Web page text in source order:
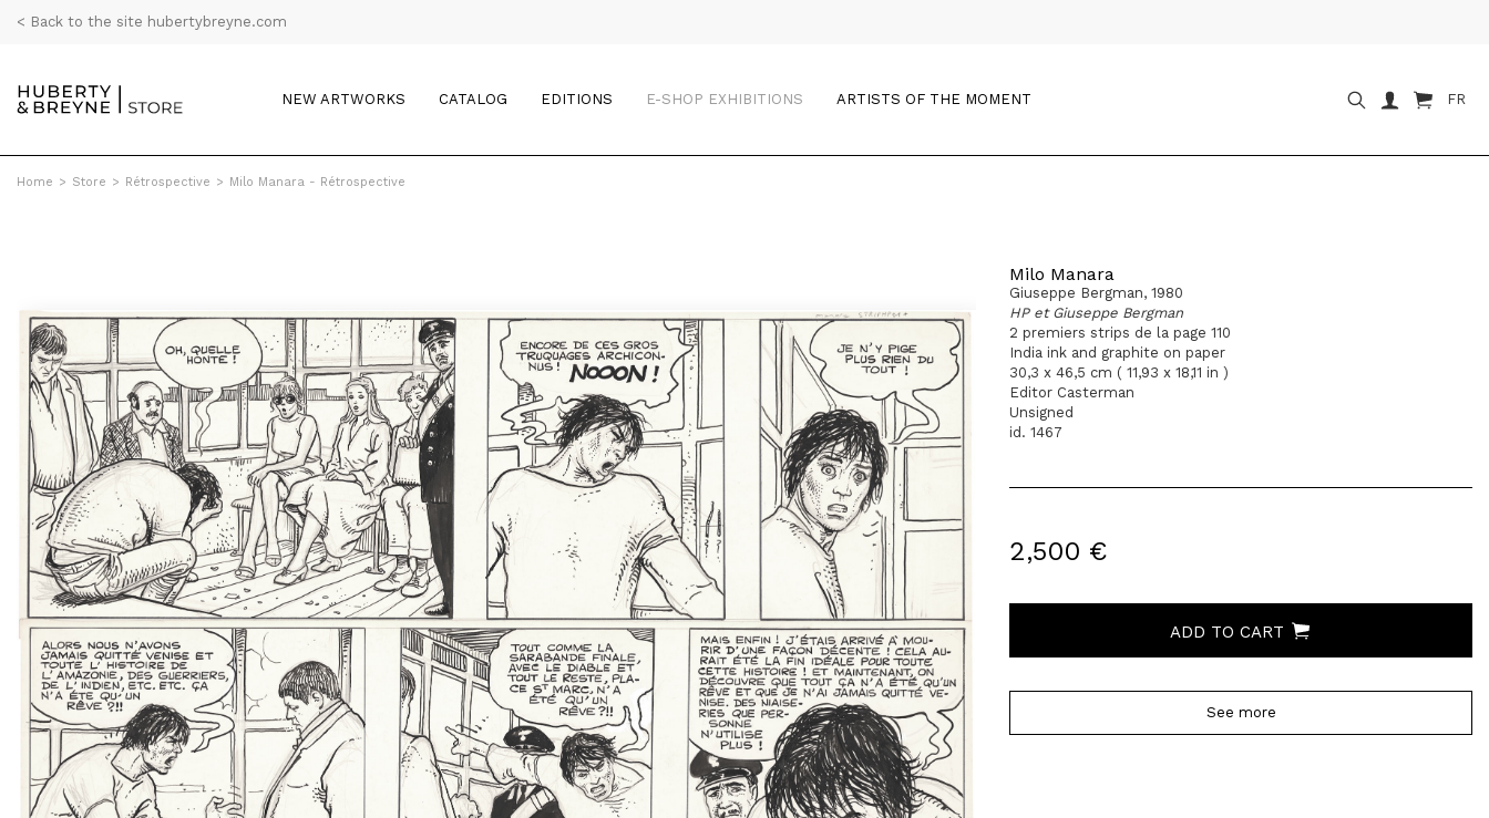
< Back to the site hubertybreyne.com
NEW ARTWORKS CATALOG EDITIONS E-SHOP EXHIBITIONS ARTISTS OF THE MOMENT FR
Home > Store > Rétrospective > Milo Manara - Rétrospective
Milo Manara
Giuseppe Bergman, 1980
HP et Giuseppe Bergman
2 premiers strips de la page 110
India ink and graphite on paper
30,3 x 46,5 cm ( 11,93 x 18,11 in )
Editor Casterman
Unsigned
id. 1467
2,500 €
ADD TO CART
See more